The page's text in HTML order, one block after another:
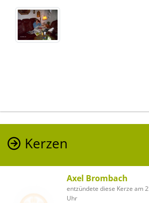
Kerzen
Axel Brombach
entzündete diese Kerze am
Uhr